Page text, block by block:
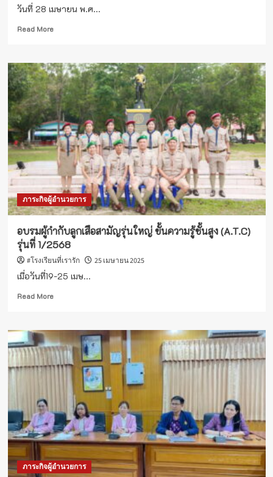
วันที่ 28 เมษายน พ.ศ...
Read MoreRead
ประชุม
ชี้แจง
แนวทาง
การ
จ้าง
ครู
ผู้
สอน
ภาษา
อังกฤษ
ที่
เป็น
ชาว
ต่าง
ชาติ
ภาระกิจผู้อำนวยการ
อบรมผู้กำกับลูกเสือสามัญรุ่นใหญ่ ขั้นความรู้ชั้นสูง (A.T.C)
รุ่นที่ 1/2568
#โรงเรียนที่เรารัก 25 เมษายน 2025
เมื่อวันที่19-25 เมษ...
Read MoreRead
อบรม
ผู้
กำกับ
ลูก
สามัญ
ใหญ่
ขั้น
ความ
รู้
ชั้น
สูง
ภาระกิจผู้อำนวยการ